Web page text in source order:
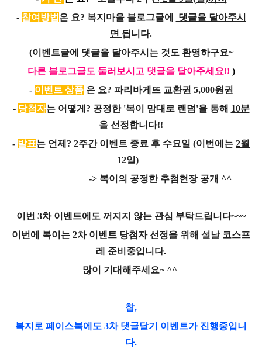
- 참여방법 은 요? 복지마을 블로그글에
댓글을 달아주시
면 됩니다.
(이벤트글에 댓글을 달아주시는 것도 환영하구요~
다른 블로그글도 둘러보시고 댓글을 달아주세요!! )
- 이벤트 상품은 요? 파리바게뜨 교환권 5,000원권
- 당첨자는 어떻게? 공정한 '복이 맘대로 랜덤'을 통해 10분
을 선정합니다!!
- 발표는 언제? 2주간 이벤트 종료 후 수요일 (이번에는 2월
12일)
-> 복이의 공정한 추첨현장 공개 ^^
이번 3차 이벤트에도 꺼지지 않는 관심 부탁드립니다~~~
이번에 복이는 2차 이벤트 당첨자 선정을 위해 설날 코스프
레 준비중입니다.
많이 기대해주세요~ ^^
참,
복지로 페이스북에도 3차 댓글달기 이벤트가 진행중입니
다.